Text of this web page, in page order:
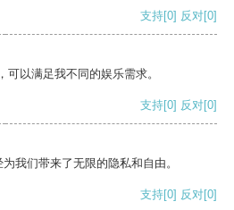
支持[0] 反对[0]
以满足我不同的娱乐需求。
支持[0] 反对[0]
我们带来了无限的隐私和自由。
支持[0] 反对[0]